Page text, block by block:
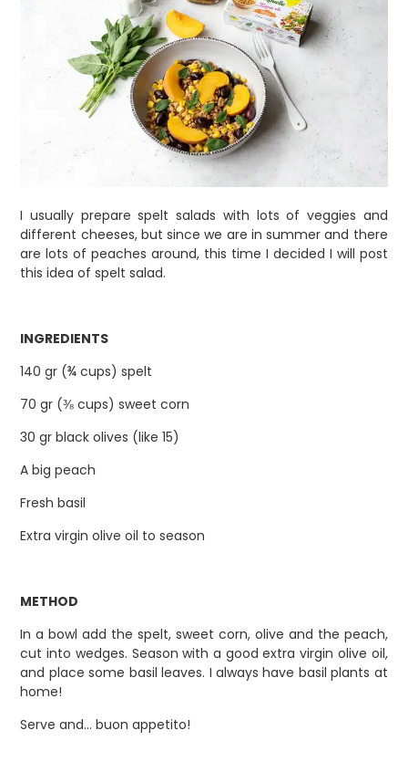
I usually prepare spelt salads with lots of veggies and
different cheeses, but since we are in summer and there
are lots of peaches around, this time I decided I will post
this idea of spelt salad.
INGREDIENTS
140 gr (¾ cups) spelt
70 gr (⅜ cups) sweet corn
30 gr black olives (like 15)
A big peach
Fresh basil
Extra virgin olive oil to season
METHOD
In a bowl add the spelt, sweet corn, olive and the peach,
cut into wedges. Season with a good extra virgin olive oil,
and place some basil leaves. I always have basil plants at
home!
Serve and… buon appetito!